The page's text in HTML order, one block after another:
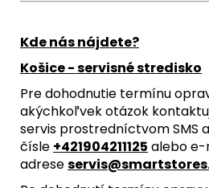
Kde nás nájdete?
Košice - servisné stredisko
Pre dohodnutie termínu
akýchkoľvek otázok
servis prostredníctvom SMS
čísle +421904211125 alebo e-
adrese